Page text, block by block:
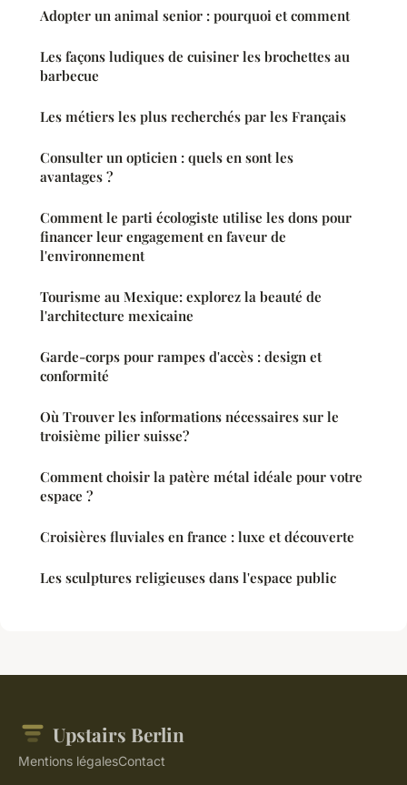
Adopter un animal senior : pourquoi et comment
Les façons ludiques de cuisiner les brochettes au
barbecue
Les métiers les plus recherchés par les Français
Consulter un opticien : quels en sont les
avantages ?
Comment le parti écologiste utilise les dons pour
financer leur engagement en faveur de
l'environnement
Tourisme au Mexique: explorez la beauté de
l'architecture mexicaine
Garde-corps pour rampes d'accès : design et
conformité
Où Trouver les informations nécessaires sur le
troisième pilier suisse?
Comment choisir la patère métal idéale pour votre
espace ?
Croisières fluviales en france : luxe et découverte
Les sculptures religieuses dans l'espace public
Upstairs Berlin
Mentions légalesContact